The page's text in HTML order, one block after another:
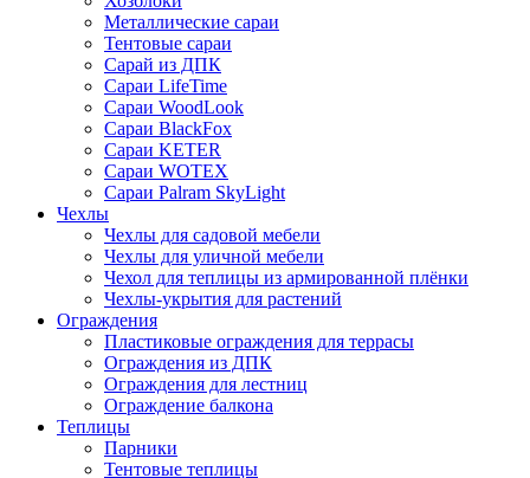
Металлические сараи
Тентовые сараи
Сарай из ДПК
Cараи LifeTime
Cараи WoodLook
Сараи BlackFox
Сараи KETER
Сараи WOTEX
Сараи Palram SkyLight
Чехлы
Чехлы для садовой мебели
Чехлы для уличной мебели
Чехол для теплицы из армированной плёнки
Чехлы-укрытия для растений
Ограждения
Пластиковые ограждения для террасы
Ограждения из ДПК
Ограждения для лестниц
Ограждение балкона
Теплицы
Парники
Тентовые теплицы